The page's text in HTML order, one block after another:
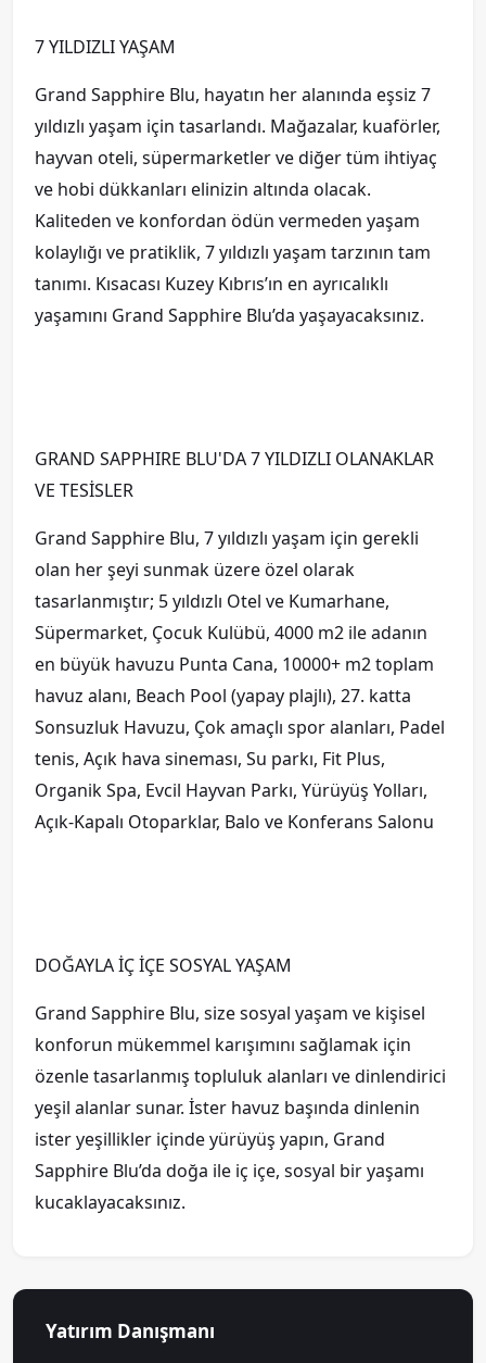
7 YILDIZLI YAŞAM
Grand Sapphire Blu, hayatın her alanında eşsiz 7
yıldızlı yaşam için tasarlandı. Mağazalar, kuaförler,
hayvan oteli, süpermarketler ve diğer tüm ihtiyaç
ve hobi dükkanları elinizin altında olacak.
Kaliteden ve konfordan ödün vermeden yaşam
kolaylığı ve pratiklik, 7 yıldızlı yaşam tarzının tam
tanımı. Kısacası Kuzey Kıbrıs’ın en ayrıcalıklı
yaşamını Grand Sapphire Blu’da yaşayacaksınız.
GRAND SAPPHIRE BLU'DA 7 YILDIZLI OLANAKLAR
VE TESİSLER
Grand Sapphire Blu, 7 yıldızlı yaşam için gerekli
olan her şeyi sunmak üzere özel olarak
tasarlanmıştır; 5 yıldızlı Otel ve Kumarhane,
Süpermarket, Çocuk Kulübü, 4000 m2 ile adanın
en büyük havuzu Punta Cana, 10000+ m2 toplam
havuz alanı, Beach Pool (yapay plajlı), 27. katta
Sonsuzluk Havuzu, Çok amaçlı spor alanları, Padel
tenis, Açık hava sineması, Su parkı, Fit Plus,
Organik Spa, Evcil Hayvan Parkı, Yürüyüş Yolları,
Açık-Kapalı Otoparklar, Balo ve Konferans Salonu
DOĞAYLA İÇ İÇE SOSYAL YAŞAM
Grand Sapphire Blu, size sosyal yaşam ve kişisel
konforun mükemmel karışımını sağlamak için
özenle tasarlanmış topluluk alanları ve dinlendirici
yeşil alanlar sunar. İster havuz başında dinlenin
ister yeşillikler içinde yürüyüş yapın, Grand
Sapphire Blu’da doğa ile iç içe, sosyal bir yaşamı
kucaklayacaksınız.
Yatırım Danışmanı